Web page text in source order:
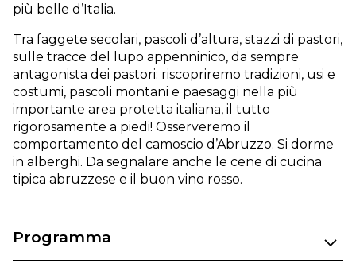
più belle d’Italia.
Tra faggete secolari, pascoli d’altura, stazzi di pastori,
sulle tracce del lupo appenninico, da sempre
antagonista dei pastori: riscopriremo tradizioni, usi e
costumi, pascoli montani e paesaggi nella più
importante area protetta italiana, il tutto
rigorosamente a piedi! Osserveremo il
comportamento del camoscio d’Abruzzo. Si dorme
in alberghi. Da segnalare anche le cene di cucina
tipica abruzzese e il buon vino rosso.
Programma